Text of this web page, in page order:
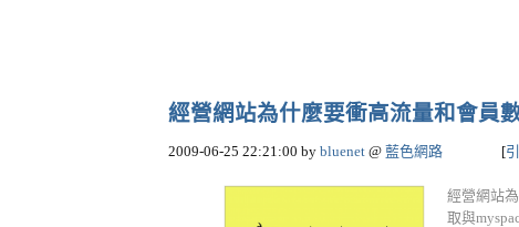
經營網站為什麼要衝高流量和會員
2009-06-25 22:21:00 by bluenet @ 藍色網路 [
經營網站
取與